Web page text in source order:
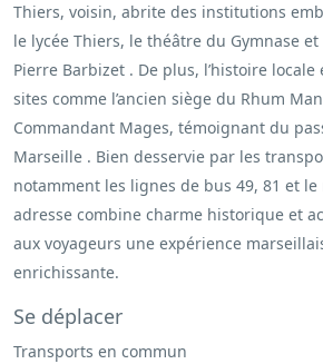
Thiers, voisin, abrite des institutions
le lycée Thiers, le théâtre du Gymnase
Pierre Barbizet . De plus, l’histoire
sites comme l’ancien siège du Rhum
Commandant Mages, témoignant du
Marseille . Bien desservie par les
notamment les lignes de bus 49, 81 et
adresse combine charme historique et
aux voyageurs une expérience
enrichissante.
Se déplacer
Transports en commun